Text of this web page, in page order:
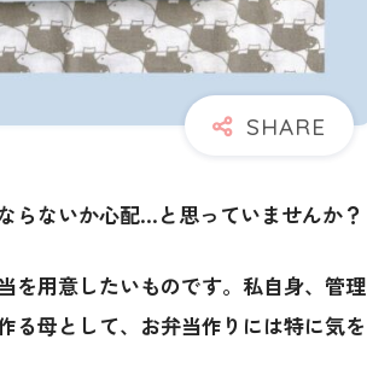
らないか心配…と思っていませんか？
を用意したいものです。私自身、管理
る母として、お弁当作りには特に気を